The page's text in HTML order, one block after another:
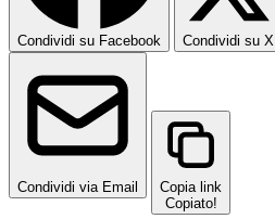
Condividi su Facebook Condividi su X
Condividi via Email
Copia link
Copiato!